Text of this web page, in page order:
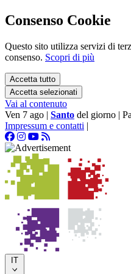
Consenso Cookie
Questo sito utilizza servizi di
consenso. Scopri di più
Accetta tutto
Accetta selezionati
Vai al contenuto
Ven 7 ago | Santo del giorno |
Impressum e contatti |
IT